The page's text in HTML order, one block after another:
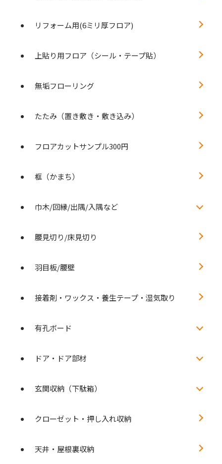
リフォーム用(6ミリ厚フロア)
上貼り用フロア（シール・テープ貼）
無垢フローリング
たたみ（置き敷き・敷き込み）
フロアカットサンプル300円
框（かまち）
巾木/回縁/出隅/入隅など
腰見切り/床見切り
羽目板/腰壁
接着剤・ワックス・養生テープ・湿気取り
有孔ボード
ドア・ドア部材
玄関収納（下駄箱）
クローゼット・押し入れ収納
天井・屋根裏収納